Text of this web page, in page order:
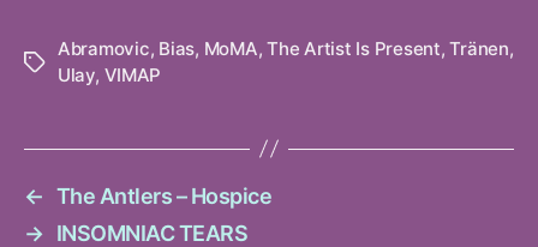
Tags
Abramovic, Bias, MoMA,The Artist Is Present,Tränen,
Ulay, VIMAP
← The Antlers – Hospice
→ INSOMNIAC TEARS